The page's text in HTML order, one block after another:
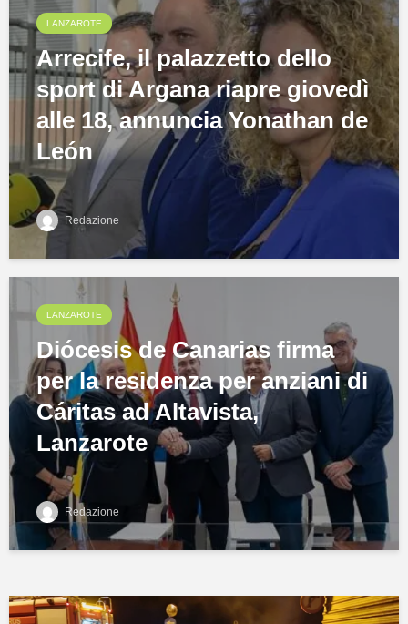
LANZAROTE
Arrecife, il palazzetto dello
sport di Argana riapre giovedì
alle 18, annuncia Yonathan de
León
Redazione
LANZAROTE
Diócesis de Canarias firma
per la residenza per anziani di
Cáritas ad Altavista,
Lanzarote
Redazione